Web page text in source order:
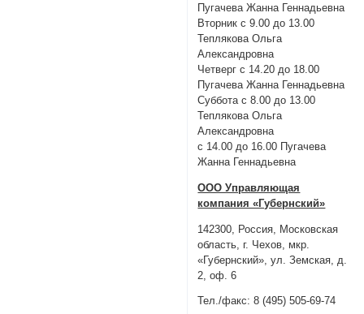
Пугачева Жанна Геннадьевна
Вторник с 9.00 до 13.00
Теплякова Ольга
Александровна
Четверг с 14.20 до 18.00
Пугачева Жанна Геннадьевна
Суббота с 8.00 до 13.00
Теплякова Ольга
Александровна
с 14.00 до 16.00 Пугачева
Жанна Геннадьевна
ООО Управляющая
компания «Губернский»
142300, Россия, Московская
область, г. Чехов, мкр.
«Губернский», ул. Земская, д.
2, оф. 6
Тел./факс: 8 (495) 505-69-74